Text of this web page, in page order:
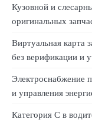
Кузовной и
оригинальных
Виртуальная карта
без верификации и
Электроснабжение
и управления
Категория С в